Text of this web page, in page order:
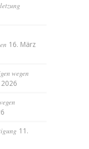
16. März
wegen
11.